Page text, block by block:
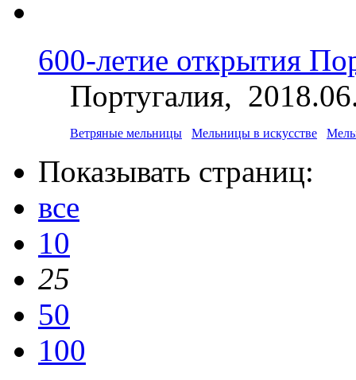
600-летие открытия
Португалия,
Ветряные мельницы Мельницы в искусстве
Показывать страниц:
все
10
25
50
100